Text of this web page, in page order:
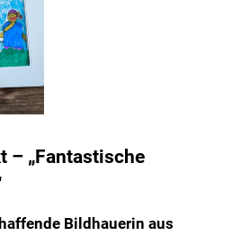
– „Fantastische
Bildhauerin aus